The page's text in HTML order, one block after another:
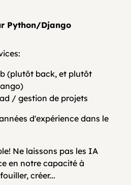
Python/Django
(plutôt back, et plutôt
/ gestion de projets
d'expérience dans le
Ne laissons pas les IA
en notre capacité à
créer...